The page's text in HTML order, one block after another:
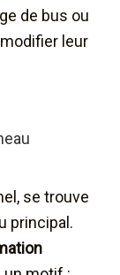
de bus ou
leur
se trouve
principal.